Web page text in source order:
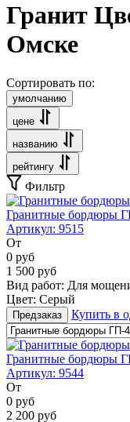
Гранит
Омске
Сортировать по:
умолчанию
цене
названию
рейтингу
Фильтр
Гранитные бордюры
Артикул: 9515
От
0 руб
1 500 руб
Вид работ: Для
Цвет: Серый
Предзаказ Купить в
Гранитные бордюры
Артикул: 9544
От
0 руб
2 200 руб